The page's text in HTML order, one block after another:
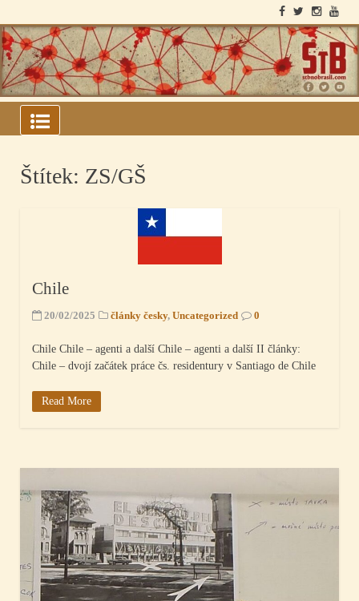
to
content
ARQUIVOS DO BLOCO
SOVIÉTICO
Štítek: ZS/GŠ
Chile
20/02/2025 články česky, Uncategorized 0
Chile Chile – agenti a další Chile – agenti a další II články:
Chile – dvojí začátek práce čs. residentury v Santiago de Chile
Read More